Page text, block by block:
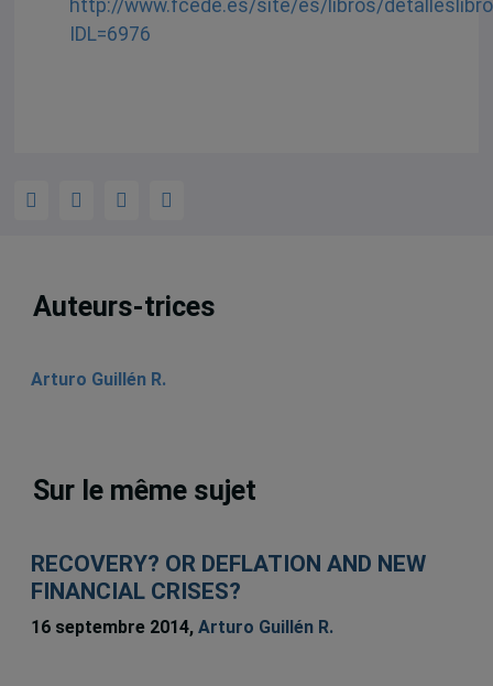
http://www.fcede.es/site/es/libros/
IDL=6976
Auteurs-trices
Arturo Guillén R.
Sur le même sujet
RECOVERY? OR DEFLATION AND NEW
FINANCIAL CRISES?
16 septembre 2014, Arturo Guillén R.